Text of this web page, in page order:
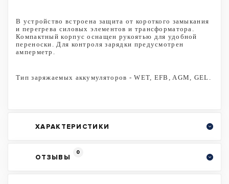
В устройство встроена защита от короткого замыкания
и перегрева силовых элементов и трансформатора.
Компактный корпус оснащен рукоятью для удобной
переноски. Для контроля зарядки предусмотрен
амперметр.
Тип заряжаемых аккумуляторов - WET, EFB, AGM, GEL.
ХАРАКТЕРИСТИКИ
ОТЗЫВЫ
0